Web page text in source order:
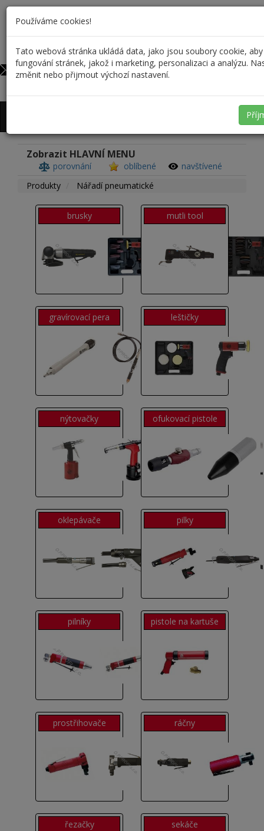
603 546 613
obchod@op-profi.cz
0
Zobrazit HLAVNÍ MENU
porovnání oblíbené
navštívené
Produkty
Nářadí pneumatické
brusky mutli tool
gravírovací pera leštičky
nýtovačky ofukovací pistole
oklepávače pilky
pilníky pistole na kartuše
prostřihovače ráčny
řezačky sekáče
Používáme cookies!
Tato webová stránka ukládá data, jako jsou soubory cookie,
fungování stránek, jakož i marketing, personalizaci a analýzu.
změnit nebo přijmout výchozí nastavení.